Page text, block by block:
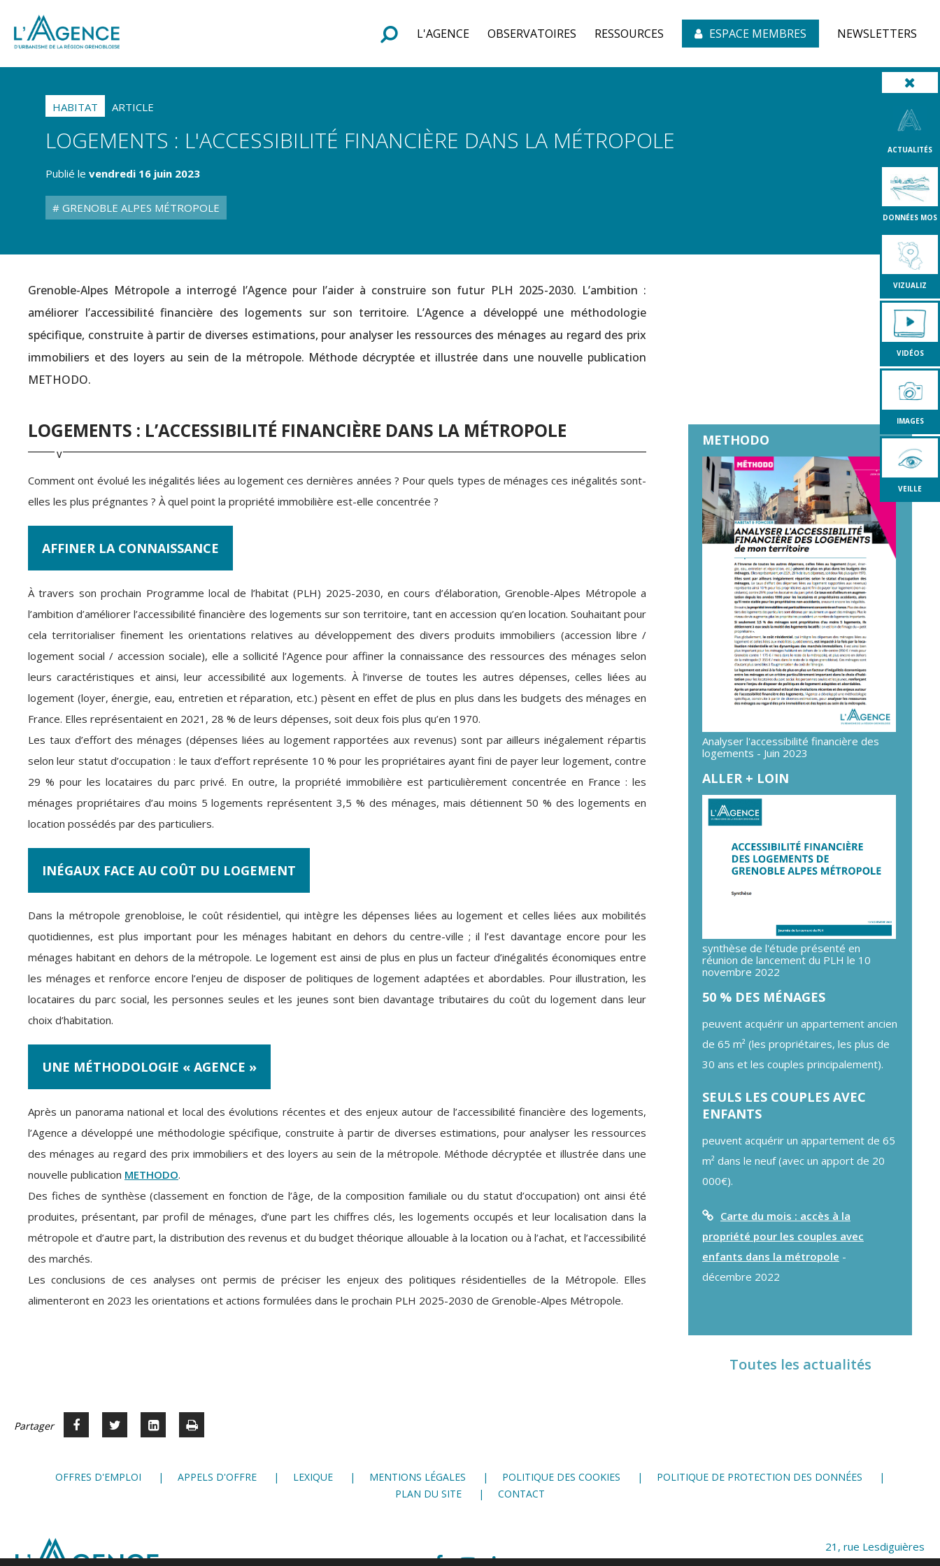
F
o
r
m
u
l
a
i
r
e
d
e
r
e
c
h
e
r
c
h
e L'AGENCE OBSERVATOIRES RESSOURCES ESPACE MEMBRES NEWSLETTERS
HABITAT ARTICLE
LOGEMENTS : L'ACCESSIBILITÉ FINANCIÈRE DANS LA MÉTROPOLE
Publié le vendredi 16 juin 2023
GRENOBLE ALPES MÉTROPOLE
ACTUALITÉS
DONNÉES MOS
VIZUALIZ
VIDÉOS
IMAGES
VEILLE
Grenoble-Alpes Métropole a interrogé l’Agence pour l’aider à construire son futur PLH 2025-2030. L’ambition :
améliorer l’accessibilité financière des logements sur son territoire. L’Agence a développé une méthodologie
spécifique, construite à partir de diverses estimations, pour analyser les ressources des ménages au regard des prix
immobiliers et des loyers au sein de la métropole. Méthode décryptée et illustrée dans une nouvelle publication
METHODO.
LOGEMENTS : L’ACCESSIBILITÉ FINANCIÈRE DANS LA MÉTROPOLE
Comment ont évolué les inégalités liées au logement ces dernières années ? Pour quels types de ménages ces inégalités sont-
elles les plus prégnantes ? À quel point la propriété immobilière est-elle concentrée ?
AFFINER LA CONNAISSANCE
À travers son prochain Programme local de l’habitat (PLH) 2025-2030, en cours d’élaboration, Grenoble-Alpes Métropole a
l’ambition d’améliorer l’accessibilité financière des logements sur son territoire, tant en accession qu’en location. Souhaitant pour
cela territorialiser finement les orientations relatives au développement des divers produits immobiliers (accession libre /
logement social / accession sociale), elle a sollicité l’Agence pour affiner la connaissance des ressources des ménages selon
leurs caractéristiques et ainsi, leur accessibilité aux logements. À l’inverse de toutes les autres dépenses, celles liées au
logement (loyer, énergie, eau, entretien et réparation, etc.) pèsent en effet de plus en plus dans les budgets des ménages en
France. Elles représentaient en 2021, 28 % de leurs dépenses, soit deux fois plus qu’en 1970.
Les taux d’effort des ménages (dépenses liées au logement rapportées aux revenus) sont par ailleurs inégalement répartis
selon leur statut d’occupation : le taux d’effort représente 10 % pour les propriétaires ayant fini de payer leur logement, contre
29 % pour les locataires du parc privé. En outre, la propriété immobilière est particulièrement concentrée en France : les
ménages propriétaires d’au moins 5 logements représentent 3,5 % des ménages, mais détiennent 50 % des logements en
location possédés par des particuliers.
INÉGAUX FACE AU COÛT DU LOGEMENT
Dans la métropole grenobloise, le coût résidentiel, qui intègre les dépenses liées au logement et celles liées aux mobilités
quotidiennes, est plus important pour les ménages habitant en dehors du centre-ville ; il l’est davantage encore pour les
ménages habitant en dehors de la métropole. Le logement est ainsi de plus en plus un facteur d’inégalités économiques entre
les ménages et renforce encore l’enjeu de disposer de politiques de logement adaptées et abordables. Pour illustration, les
locataires du parc social, les personnes seules et les jeunes sont bien davantage tributaires du coût du logement dans leur
choix d’habitation.
UNE MÉTHODOLOGIE « AGENCE »
Après un panorama national et local des évolutions récentes et des enjeux autour de l’accessibilité financière des logements,
l’Agence a développé une méthodologie spécifique, construite à partir de diverses estimations, pour analyser les ressources
des ménages au regard des prix immobiliers et des loyers au sein de la métropole. Méthode décryptée et illustrée dans une
nouvelle publication METHODO.
Des fiches de synthèse (classement en fonction de l’âge, de la composition familiale ou du statut d’occupation) ont ainsi été
produites, présentant, par profil de ménages, d’une part les chiffres clés, les logements occupés et leur localisation dans la
métropole et d’autre part, la distribution des revenus et du budget théorique allouable à la location ou à l’achat, et l’accessibilité
des marchés.
Les conclusions de ces analyses ont permis de préciser les enjeux des politiques résidentielles de la Métropole. Elles
alimenteront en 2023 les orientations et actions formulées dans le prochain PLH 2025-2030 de Grenoble-Alpes Métropole.
METHODO
Analyser l'accessibilité financière des
logements - Juin 2023
ALLER + LOIN
synthèse de l'étude présenté en
réunion de lancement du PLH le 10
novembre 2022
50 % DES MÉNAGES
peuvent acquérir un appartement ancien
de 65 m² (les propriétaires, les plus de
30 ans et les couples principalement).
SEULS LES COUPLES AVEC
ENFANTS
peuvent acquérir un appartement de 65
m² dans le neuf (avec un apport de 20
000€).
Carte du mois : accès à la
propriété pour les couples avec
enfants dans la métropole -
décembre 2022
Toutes les actualités
Partager Partager
Facebook
Partager
Twitter
Voir
LinkedIn
Imprimer
OFFRES D'EMPLOI APPELS D'OFFRE LEXIQUE MENTIONS LÉGALES POLITIQUE DES COOKIES
POLITIQUE DE PROTECTION DES DONNÉES
PLAN DU SITE
CONTACT
FacebookYoutubeLinkedIn
21, rue Lesdiguières
38 000 Grenoble